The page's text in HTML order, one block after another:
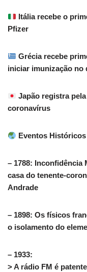
Itália recebe o
Pfizer
Grécia recebe
iniciar imunização no
Japão registra
coronavírus
Eventos
– 1788: Inconfidência
casa do tenente-
Andrade
– 1898: Os físicos
o isolamento do
– 1933:
> A rádio FM é